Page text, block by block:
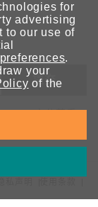
提交
Moxa 充分尊重
for
advertising
to our use of
.
your
of the